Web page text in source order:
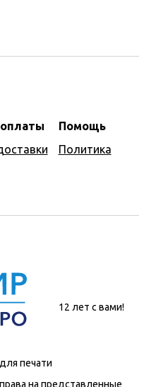
Помощь
Политика
12 лет с вами!
печати
на представленные